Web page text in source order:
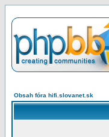
Obsah fóra hifi.slovanet.sk